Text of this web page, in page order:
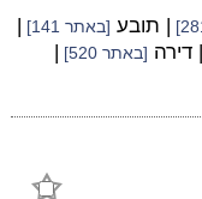
| תובע [באתר 141]
|
| דירה [באתר 520]
|